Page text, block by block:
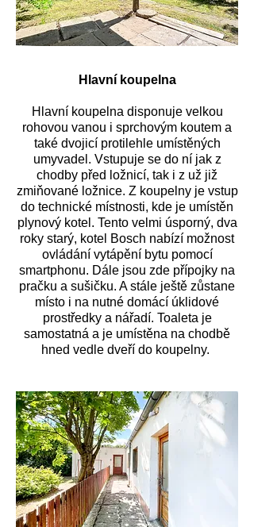
Hlavní koupelna
Hlavní koupelna disponuje velkou
rohovou vanou i sprchovým koutem a
také dvojicí protilehle umístěných
umyvadel. Vstupuje se do ní jak z
chodby před ložnicí, tak i z už již
zmiňované ložnice. Z koupelny je vstup
do technické místnosti, kde je umístěn
plynový kotel. Tento velmi úsporný, dva
roky starý, kotel Bosch nabízí možnost
ovládání vytápění bytu pomocí
smartphonu. Dále jsou zde přípojky na
pračku a sušičku. A stále ještě zůstane
místo i na nutné domácí úklidové
prostředky a nářadí. Toaleta je
samostatná a je umístěna na chodbě
hned vedle dveří do koupelny.